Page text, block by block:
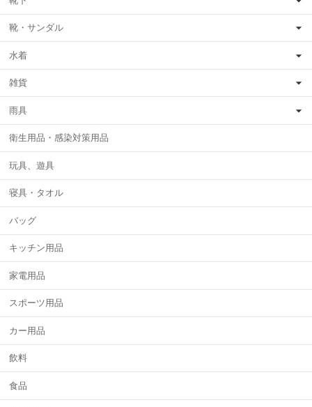
靴・サンダル
水着
雑貨
雨具
衛生用品・感染対策用品
玩具、遊具
寝具・タオル
バッグ
キッチン用品
家電用品
スポーツ用品
カー用品
飲料
食品